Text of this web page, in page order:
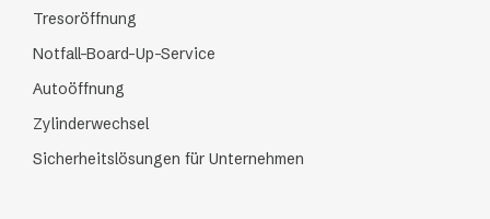
Tresoröffnung
Notfall-Board-Up-Service
Autoöffnung
Zylinderwechsel
Sicherheitslösungen für Unternehmen